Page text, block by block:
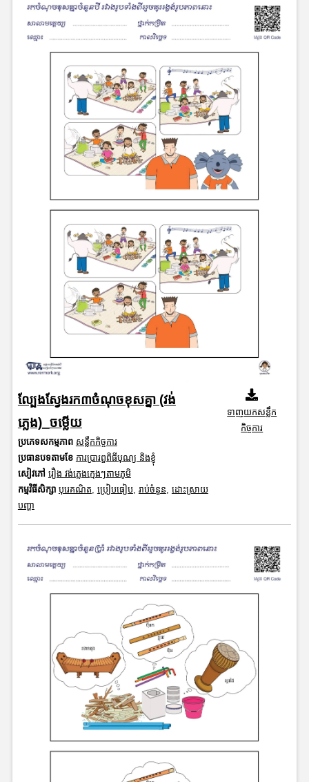
ល្បែងស្វែងរក៣ចំណុចខុសគ្នា (វង់
ភ្លេង)_ចម្លើយ
ប្រភេទសកម្មភាព សន្លឹកកិច្ចការ
ប្រធានបទតាមខែ ការប្រារព្ធពិធីបុណ្យ និងខ្ញុំ
សៀវភៅ រឿង វង់ភ្លេងក្មេងៗតាមភូមិ
កម្មវិធីសិក្សា បុរេគណិត ប្រៀបធៀប, រាប់ចំនួន ដោះស្រាយ
បញ្ហា
ទាញយកសន្លឹក
កិច្ចការ